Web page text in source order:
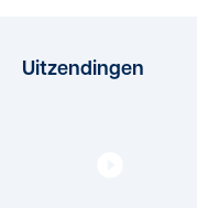
Uitzendingen